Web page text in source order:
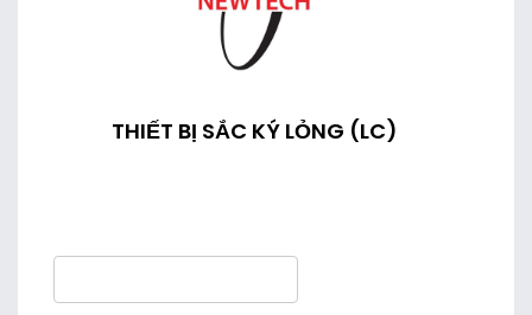
THIẾT BỊ SẮC KÝ LỎNG (LC)